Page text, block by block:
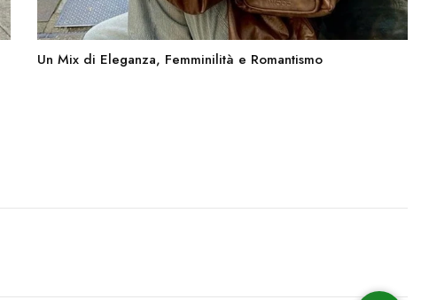
Un Mix di Eleganza, Femminilità e Romantismo